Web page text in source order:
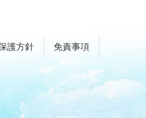
護方針 免責事項